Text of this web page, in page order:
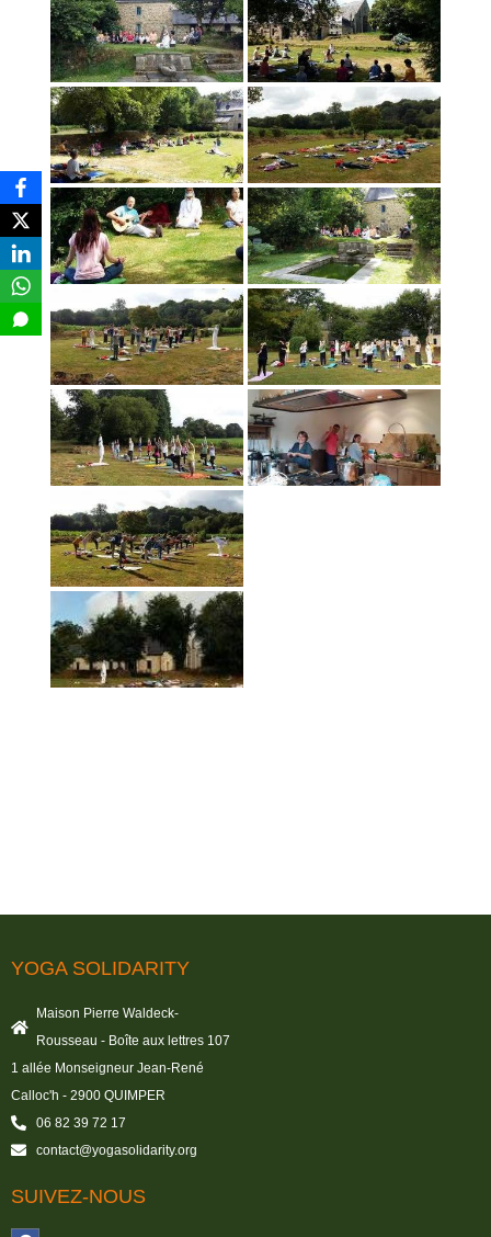
YOGA SOLIDARITY
Maison Pierre Waldeck-
Rousseau - Boîte aux lettres 107
1 allée Monseigneur Jean-René
Calloc'h - 2900 QUIMPER
06 82 39 72 17
contact@yogasolidarity.org
SUIVEZ-NOUS